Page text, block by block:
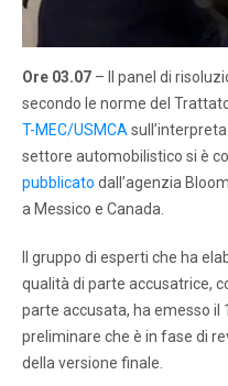
Ore 03.07 – Il panel di
secondo le norme del
T-MEC/USMCA
settore automobilistico si è
pubblicato dall’agenzia
a Messico e Canada.
Il gruppo di esperti che ha
qualità di parte accusatrice,
parte accusata, ha emesso il
preliminare che è in fase di
della versione finale.